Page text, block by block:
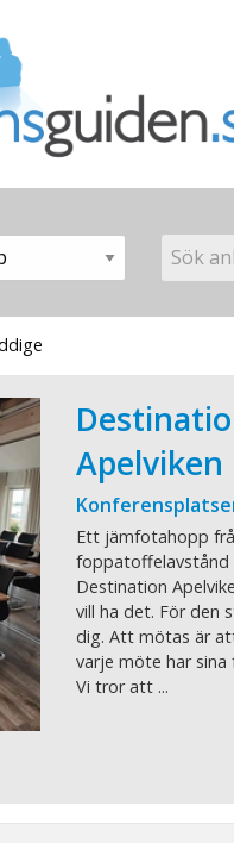
Apelviken
Ett jämfotahopp
foppatoffelavstånd
Destination
vill ha det. För den
dig. Att mötas är
varje möte har
Vi tror att ...